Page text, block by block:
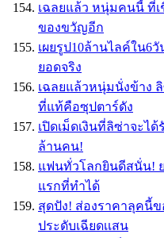
เฉลยแล้ว หนุ่มคนนี้ ที่
ของขวัญอีก
เผยรูป10ล้านไลค์ใน6
ยอดจริง
เฉลยแล้วหนุ่มนั่งข้าง
ที่แท้คือซุปตาร์ดัง
เปิดเม็ดเงินที่ลิซ่าจะไ
ล้านคน!
แฟนทั่วโลกยินดีสนั่น!
แรกที่ทำได้
สุดปัง! ส่องราคาลุคนี้ข
ประดับเฉียดเเสน